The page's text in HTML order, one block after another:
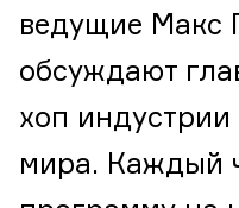
ведущие Макс
обсуждают
хоп индустрии
мира. Каждый